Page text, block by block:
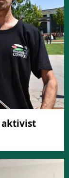
aktivist